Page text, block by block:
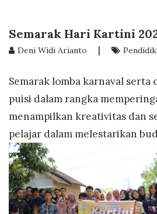
Semarak Hari Kartini
Deni Widi Arianto |
Semarak lomba karnaval serta
puisi dalam rangka
menampilkan kreativitas dan
pelajar dalam melestarikan